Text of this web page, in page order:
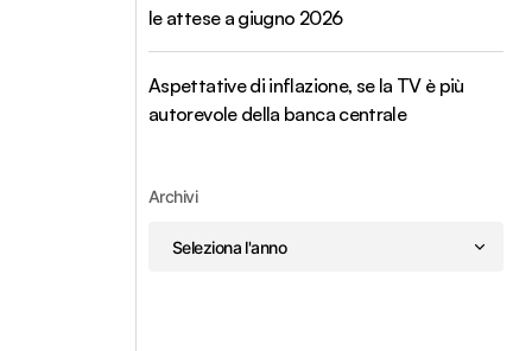
le attese a giugno 2026
Aspettative di inflazione, se la TV è più
autorevole della banca centrale
Archivi